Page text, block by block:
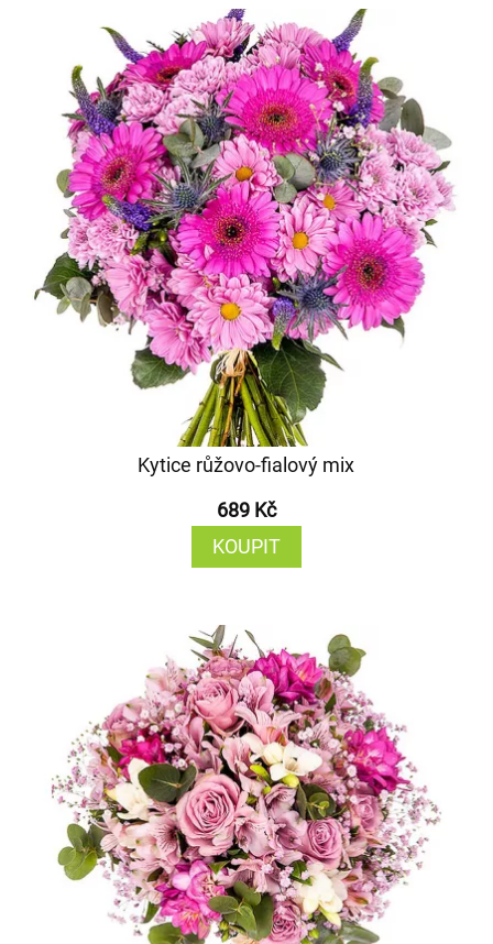
Kytice růžovo-fialový mix
689 Kč
KOUPIT